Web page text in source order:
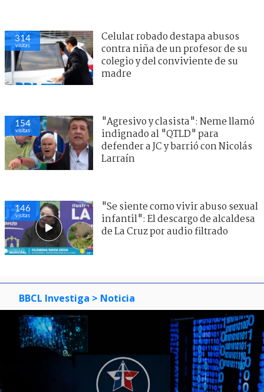
314
visitas
Celular robado destapa abusos
contra niña de un profesor de su
colegio y del conviviente de su
madre
154
visitas
"Agresivo y clasista": Neme llamó
indignado al "QTLD" para
defender a JC y barrió con Nicolás
Larraín
146
visitas
"Se siente como vivir abuso sexual
infantil": El descargo de alcaldesa
de La Cruz por audio filtrado
BBCL Investiga > Noticia